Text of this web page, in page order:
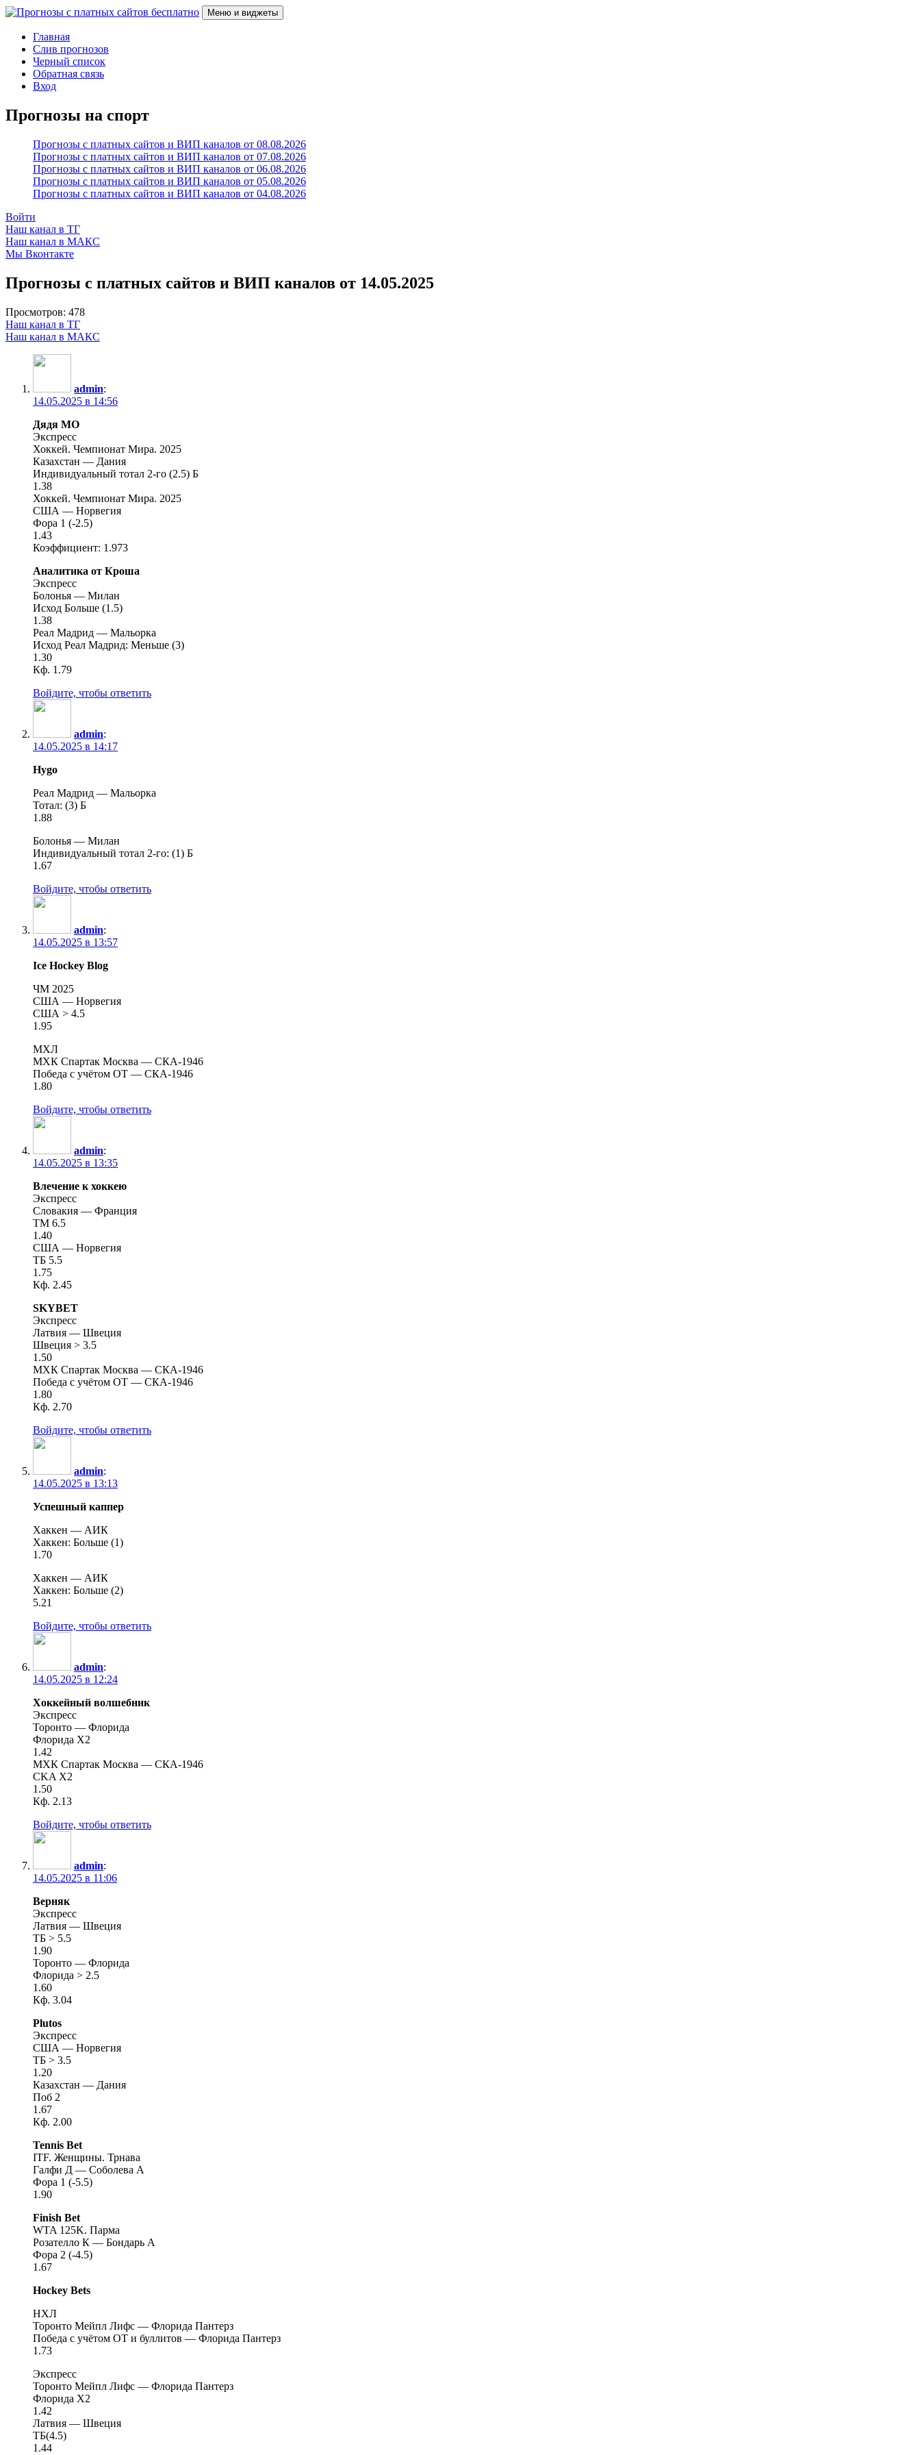
Перейти
содержимому
Прогнозы с платных сайтов бесплатно
Слив прогнозов с платных VIP каналов
Меню и виджеты
Главная
Слив прогнозов
Черный список
Обратная связь
Вход
Прогнозы на спорт
Прогнозы с платных сайтов и ВИП каналов от 08.08.2026
Прогнозы с платных сайтов и ВИП каналов от 07.08.2026
Прогнозы с платных сайтов и ВИП каналов от 06.08.2026
Прогнозы с платных сайтов и ВИП каналов от 05.08.2026
Прогнозы с платных сайтов и ВИП каналов от 04.08.2026
Войти
Наш канал в ТГ
Наш канал в МАКС
Мы Вконтакте
Прогнозы с платных сайтов и ВИП каналов от 14.05.2025
Просмотров: 478
Наш канал в ТГ
Наш канал в МАКС
admin:
14.05.2025 в 14:56
Дядя МО
Экспресс
Хоккей. Чемпионат Мира. 2025
Казахстан — Дания
Индивидуальный тотал 2-го (2.5) Б
1.38
Хоккей. Чемпионат Мира. 2025
США — Норвегия
Фора 1 (-2.5)
1.43
Коэффициент: 1.973
Аналитика от Кроша
Экспресс
Болонья — Милан
Исход Больше (1.5)
1.38
Реал Мадрид — Мальорка
Исход Реал Мадрид: Меньше (3)
1.30
Кф. 1.79
Войдите, чтобы ответить
admin:
14.05.2025 в 14:17
Hygo
Реал Мадрид — Мальорка
Тотал: (3) Б
1.88
Болонья — Милан
Индивидуальный тотал 2-го: (1) Б
1.67
Войдите, чтобы ответить
admin:
14.05.2025 в 13:57
Ice Hockey Blog
ЧМ 2025
США — Норвегия
США > 4.5
1.95
МХЛ
МХК Спартак Москва — СКА-1946
Победа с учётом ОТ — СКА-1946
1.80
Войдите, чтобы ответить
admin:
14.05.2025 в 13:35
Влечение к хоккею
Экспресс
Словакия — Франция
ТМ 6.5
1.40
США — Норвегия
ТБ 5.5
1.75
Кф. 2.45
SKYBET
Экспресс
Латвия — Швеция
Швеция > 3.5
1.50
МХК Спартак Москва — СКА-1946
Победа с учётом ОТ — СКА-1946
1.80
Кф. 2.70
Войдите, чтобы ответить
admin:
14.05.2025 в 13:13
Успешный каппер
Хаккен — АИК
Хаккен: Больше (1)
1.70
Хаккен — АИК
Хаккен: Больше (2)
5.21
Войдите, чтобы ответить
admin:
14.05.2025 в 12:24
Хоккейный волшебник
Экспресс
Торонто — Флорида
Флорида X2
1.42
МХК Спартак Москва — СКА-1946
CKA X2
1.50
Кф. 2.13
Войдите, чтобы ответить
admin:
14.05.2025 в 11:06
Верняк
Экспресс
Латвия — Швеция
ТБ > 5.5
1.90
Торонто — Флорида
Флорида > 2.5
1.60
Кф. 3.04
Plutos
Экспресс
США — Норвегия
ТБ > 3.5
1.20
Казахстан — Дания
Поб 2
1.67
Кф. 2.00
Tennis Bet
ITF. Женщины. Трнава
Галфи Д — Соболева А
Фора 1 (-5.5)
1.90
Finish Bet
WTA 125K. Парма
Розателло К — Бондарь А
Фора 2 (-4.5)
1.67
Hockey Bets
НХЛ
Торонто Мейпл Лифс — Флорида Пантерз
Победа с учётом ОТ и буллитов — Флорида Пантерз
1.73
Экспресс
Торонто Мейпл Лифс — Флорида Пантерз
Флорида X2
1.42
Латвия — Швеция
ТБ(4.5)
1.44